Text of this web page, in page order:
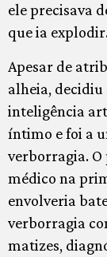
ele precisava
que ia
Apesar de
alheia,
inteligência
íntimo e foi a
verborragia. O
médico na
envolveria
verborragia
matizes,